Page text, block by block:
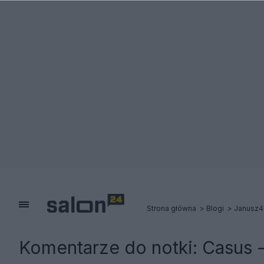
Strona główna Blogi
Komentarze do notki: Casus